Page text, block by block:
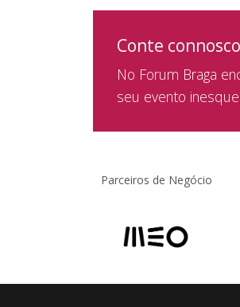
Conte
No Forum Braga
seu evento
Parceiros de Negócio